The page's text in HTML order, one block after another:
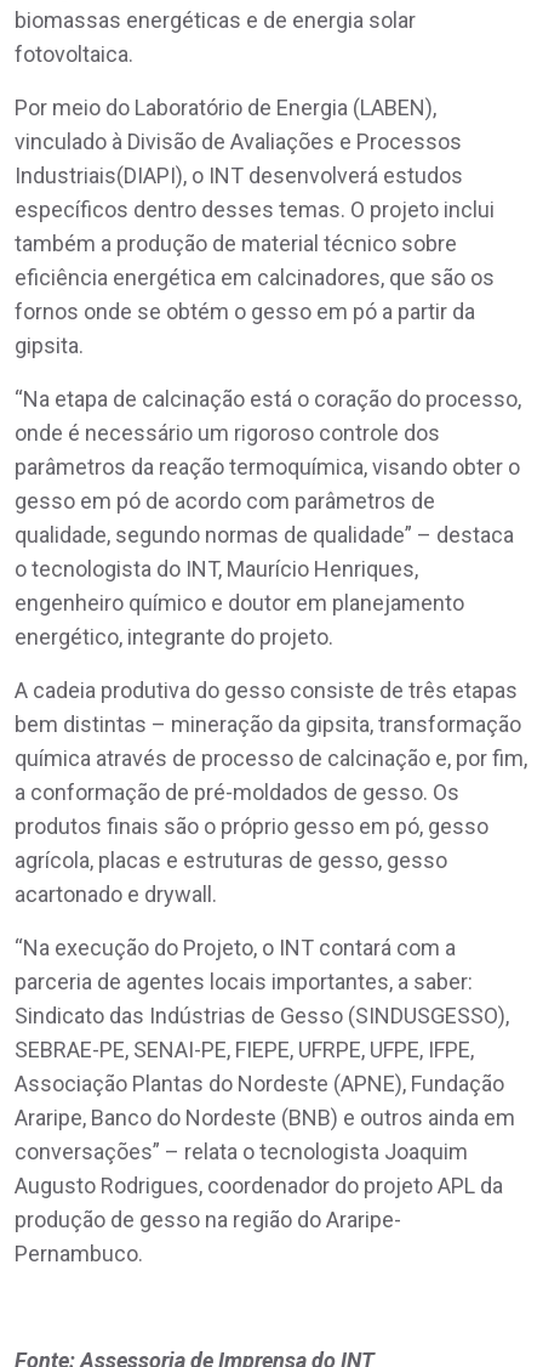
biomassas energéticas e de energia solar
fotovoltaica.
Por meio do Laboratório de Energia (LABEN),
vinculado à Divisão de Avaliações e Processos
Industriais(DIAPI), o INT desenvolverá estudos
específicos dentro desses temas. O projeto inclui
também a produção de material técnico sobre
eficiência energética em calcinadores, que são os
fornos onde se obtém o gesso em pó a partir da
gipsita.
“Na etapa de calcinação está o coração do processo,
onde é necessário um rigoroso controle dos
parâmetros da reação termoquímica, visando obter o
gesso em pó de acordo com parâmetros de
qualidade, segundo normas de qualidade” – destaca
o tecnologista do INT, Maurício Henriques,
engenheiro químico e doutor em planejamento
energético, integrante do projeto.
A cadeia produtiva do gesso consiste de três etapas
bem distintas – mineração da gipsita, transformação
química através de processo de calcinação e, por fim,
a conformação de pré-moldados de gesso. Os
produtos finais são o próprio gesso em pó, gesso
agrícola, placas e estruturas de gesso, gesso
acartonado e drywall.
“Na execução do Projeto, o INT contará com a
parceria de agentes locais importantes, a saber:
Sindicato das Indústrias de Gesso (SINDUSGESSO),
SEBRAE-PE, SENAI-PE, FIEPE, UFRPE, UFPE, IFPE,
Associação Plantas do Nordeste (APNE), Fundação
Araripe, Banco do Nordeste (BNB) e outros ainda em
conversações” – relata o tecnologista Joaquim
Augusto Rodrigues, coordenador do projeto APL da
produção de gesso na região do Araripe-
Pernambuco.
Fonte: Assessoria de Imprensa do INT